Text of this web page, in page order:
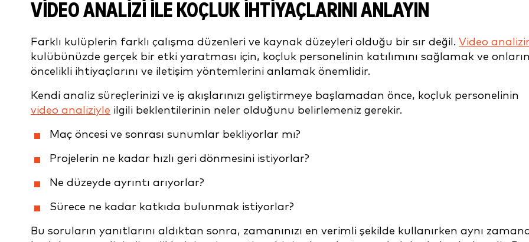
VIDEO ANALIZI ILE KOÇLUK IHTIYAÇLARINI ANLAYIN
Farklı kulüplerin farklı çalışma düzenleri ve kaynak düzeyleri olduğu bir sır değil. Video
kulübünüzde gerçek bir etki yaratması için, koçluk personelinin katılımını sağlamak ve onların
öncelikli ihtiyaçlarını ve iletişim yöntemlerini anlamak önemlidir.
Kendi analiz süreçlerinizi ve iş akışlarınızı geliştirmeye başlamadan önce, koçluk personelinin
video analiziyle ilgili beklentilerinin neler olduğunu belirlemeniz gerekir.
Maç öncesi ve sonrası sunumlar bekliyorlar mı?
Projelerin ne kadar hızlı geri dönmesini istiyorlar?
Ne düzeyde ayrıntı arıyorlar?
Sürece ne kadar katkıda bulunmak istiyorlar?
Bu soruların yanıtlarını aldıktan sonra, zamanınızı en verimli şekilde kullanırken aynı